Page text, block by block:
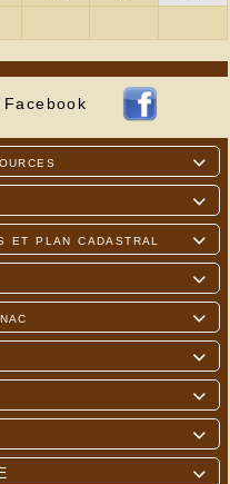
Facebook



et plan cadastral





